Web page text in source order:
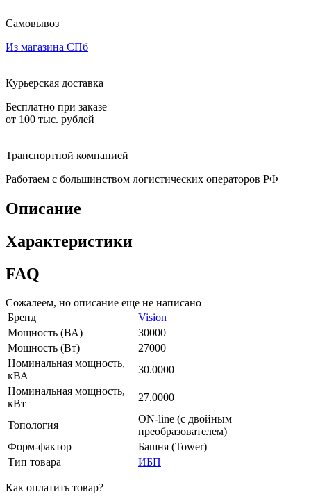
Самовывоз
Из магазина СПб
Курьерская доставка
Бесплатно при заказе
от 100 тыс. рублей
Транспортной компанией
Работаем с большинством логистических операторов РФ
Описание
Характеристики
FAQ
Сожалеем, но описание еще не написано
Бренд
Vision
Мощность (ВА)
30000
Мощность (Вт)
27000
Номинальная мощность,
кВА
30.0000
Номинальная мощность,
кВт
27.0000
Топология
ON-line (с двойным
преобразователем)
Форм-фактор
Башня (Tower)
Тип товара
ИБП
Как оплатить товар?